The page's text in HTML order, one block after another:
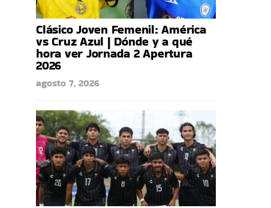
Clásico Joven Femenil: América
vs Cruz Azul | Dónde y a qué
hora ver Jornada 2 Apertura
2026
agosto 7, 2026